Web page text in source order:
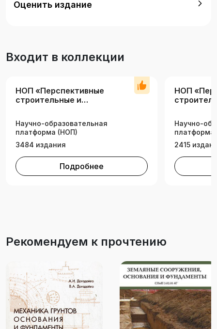
документах в области проектирования и
Оценить издание
Входит в коллекции
НОП «Перспективные
строительные и
Научно-образовательная
платформа (НОП)
3484 издания
Подробнее
НОП
(вузы)
Научно-
платформа
2415
Рекомендуем к прочтению